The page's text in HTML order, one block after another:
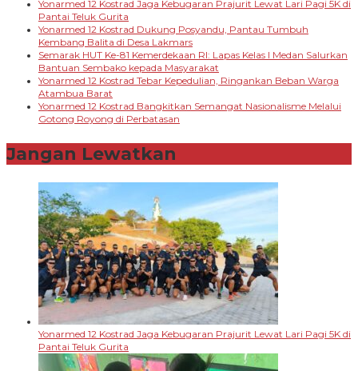
Yonarmed 12 Kostrad Jaga Kebugaran Prajurit Lewat Lari Pagi 5K di
Pantai Teluk Gurita
Yonarmed 12 Kostrad Dukung Posyandu, Pantau Tumbuh
Kembang Balita di Desa Lakmars
Semarak HUT Ke-81 Kemerdekaan RI: Lapas Kelas I Medan Salurkan
Bantuan Sembako kepada Masyarakat
Yonarmed 12 Kostrad Tebar Kepedulian, Ringankan Beban Warga
Atambua Barat
Yonarmed 12 Kostrad Bangkitkan Semangat Nasionalisme Melalui
Gotong Royong di Perbatasan
Jangan Lewatkan
Yonarmed 12 Kostrad Jaga Kebugaran Prajurit Lewat Lari Pagi 5K di
Pantai Teluk Gurita